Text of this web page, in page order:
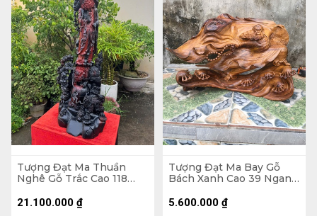
Tượng Đạt Ma Thuần
Nghê Gỗ Trắc Cao 118
21.100.000 ₫
Tượng Đạt Ma Bay Gỗ
Bách Xanh Cao 39 Ngang
5.600.000 ₫